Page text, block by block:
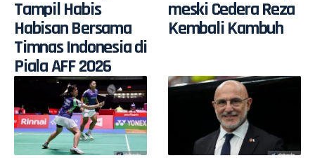
Tampil Habis
Habisan Bersama
Timnas Indonesia di
Piala AFF 2026
meski Cedera Reza
Kembali Kambuh